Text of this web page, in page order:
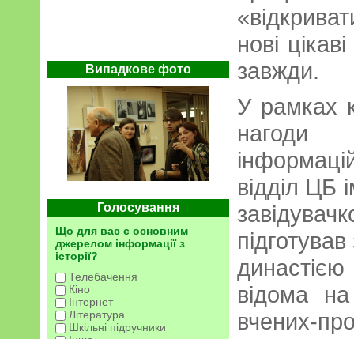
Випадкове фото
Голосування
Що для вас є основним
джерелом інформації з
історії?
Телебачення
Кіно
Інтернет
Література
Шкільні підручники
нові
завжди.
У рамках
відділ ЦБ
відома
вчених-